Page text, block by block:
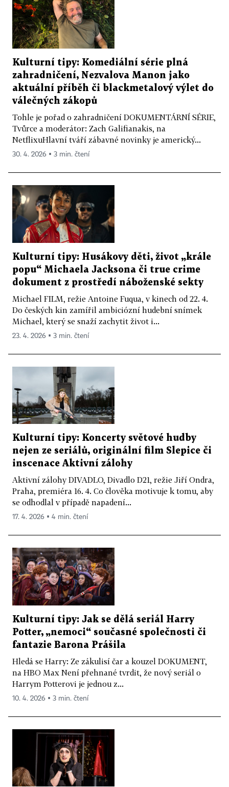
Kulturní tipy: Komediální série plná
zahradničení, Nezvalova Manon jako
aktuální příběh či blackmetalový výlet do
válečných zákopů
Tohle je pořad o zahradničení DOKUMENTÁRNÍ SÉRIE,
Tvůrce a moderátor: Zach Galifianakis, na
NetflixuHlavní tváří zábavné novinky je americký...
30. 4. 2026 ▪ 3 min. čtení
Kulturní tipy: Husákovy děti, život „krále
popu“ Michaela Jacksona či true crime
dokument z prostředí náboženské sekty
Michael FILM, režie Antoine Fuqua, v kinech od 22. 4.
Do českých kin zamířil ambiciózní hudební snímek
Michael, který se snaží zachytit život i...
23. 4. 2026 ▪ 3 min. čtení
Kulturní tipy: Koncerty světové hudby
nejen ze seriálů, originální film Slepice či
inscenace Aktivní zálohy
Aktivní zálohy DIVADLO, Divadlo D21, režie Jiří Ondra,
Praha, premiéra 16. 4. Co člověka motivuje k tomu, aby
se odhodlal v případě napadení...
17. 4. 2026 ▪ 4 min. čtení
Kulturní tipy: Jak se dělá seriál Harry
Potter, „nemoci“ současné společnosti či
fantazie Barona Prášila
Hledá se Harry: Ze zákulisí čar a kouzel DOKUMENT,
na HBO Max Není přehnané tvrdit, že nový seriál o
Harrym Potterovi je jednou z...
10. 4. 2026 ▪ 3 min. čtení